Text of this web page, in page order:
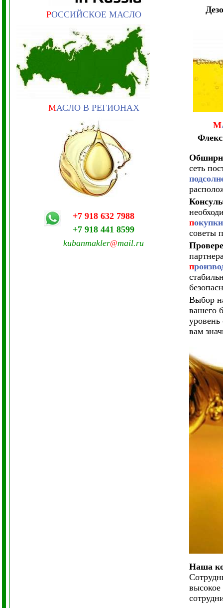
РОССИЙСКОЕ МАСЛО
МАСЛО В РЕГИОНАХ
+7 918 632 7988
+7 918 441 8599
kubanmakler@mail.ru
М
сеть
покупки
советы
п
Выбор
вашего
вам
Наша
высокое